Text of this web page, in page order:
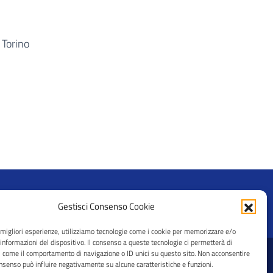
Gestisci Consenso Cookie
esperienze, utilizziamo tecnologie come i cookie per memorizzare e/o
del dispositivo. Il consenso a queste tecnologie ci permetterà di
il comportamento di navigazione o ID unici su questo sito. Non acconsentire
può influire negativamente su alcune caratteristiche e funzioni.
© 2026 CRAL Ateneo Pavia APS